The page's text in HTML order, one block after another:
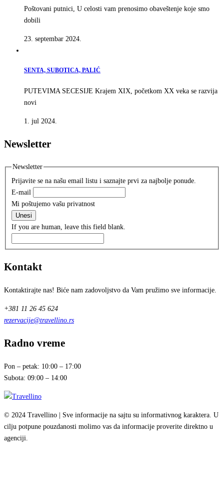
Poštovani putnici, U celosti vam prenosimo obaveštenje koje smo
dobili
23. septembar 2024.
SENTA, SUBOTICA, PALIĆ
PUTEVIMA SECESIJE Krajem XIX, početkom XX veka se razvija
novi
1. jul 2024.
Newsletter
Newsletter
Prijavite se na našu email listu i saznajte prvi za najbolje ponude.
E-mail
Mi poštujemo vašu privatnost
Unesi
If you are human, leave this field blank.
Kontakt
Kontaktirajte nas! Biće nam zadovoljstvo da Vam pružimo sve informacije.
+381 11 26 45 624
rezervacije@travellino.rs
Radno vreme
Pon – petak: 10:00 – 17:00
Subota: 09:00 – 14:00
© 2024 Travellino | Sve informacije na sajtu su informativnog karaktera. U
cilju potpune pouzdanosti molimo vas da informacije proverite direktno u
agenciji.